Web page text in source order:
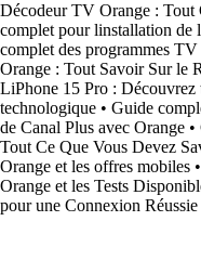
Décodeur TV Orange : Tout
complet pour linstallation de
complet des programmes
Orange : Tout Savoir Sur le
LiPhone 15 Pro : Découvrez
technologique • Guide
de Canal Plus avec Orange •
Tout Ce Que Vous Devez
Orange et les offres mobiles •
Orange et les Tests
pour une Connexion Réussie